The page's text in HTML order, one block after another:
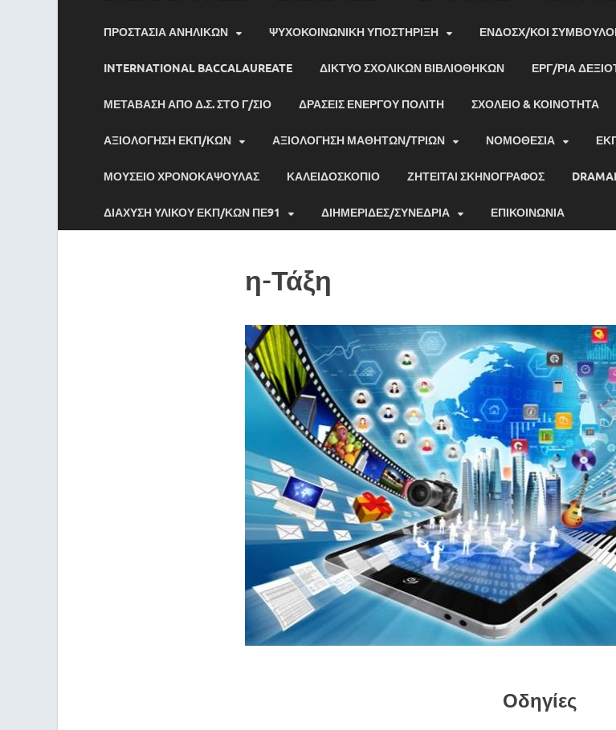
ΠΡΟΣΤΑΣΙΑ ΑΝΗΛΙΚΩΝ ΨΥΧΟΚΟΙΝΩΝΙΚΗ ΥΠΟΣΤΗΡΙΞΗ ΕΝΔΟΣΧ/ΚΟΙ ΣΥΜΒΟΥΛΟΙ
INTERNATIONAL BACCALAUREATE ΔΊΚΤΥΟ ΣΧΟΛΙΚΏΝ ΒΙΒΛΙΟΘΗΚΏΝ ΕΡΓ/ΡΙΑ
ΜΕΤΑΒΑΣΗ ΑΠΟ Δ.Σ. ΣΤΟ Γ/ΣΙΟ ΔΡΑΣΕΙΣ ΕΝΕΡΓΟΥ ΠΟΛΙΤΗ ΣΧΟΛΕΙΟ & ΚΟΙΝΟΤΗΤΑ
ΑΞΙΟΛΟΓΗΣΗ ΕΚΠ/ΚΩΝ ΑΞΙΟΛΟΓΗΣΗ ΜΑΘΗΤΩΝ/ΤΡΙΩΝ ΝΟΜΟΘΕΣΙΑ
ΜΟΥΣΕΙΟ ΧΡΟΝΟΚΑΨΟΥΛΑΣ ΚΑΛΕΙΔΟΣΚΟΠΙΟ ΖΗΤΕΊΤΑΙ ΣΚΗΝΟΓΡΆΦΟΣ
ΔΙΑΧΥΣΗ ΥΛΙΚΟΥ ΕΚΠ/ΚΩΝ ΠΕ91 ΔΙΗΜΕΡΙΔΕΣ/ΣΥΝΕΔΡΙΑ ΕΠΙΚΟΙΝΩΝΊΑ
η-Τάξη
Οδηγίες